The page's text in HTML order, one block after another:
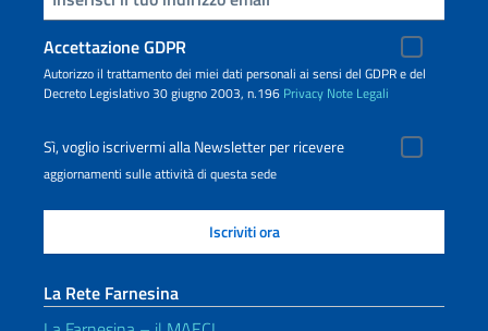
Accettazione GDPR
Autorizzo il trattamento dei miei dati personali ai sensi del GDPR e del
Decreto Legislativo 30 giugno 2003, n.196 Privacy Note Legali
Sì, voglio iscrivermi alla Newsletter per ricevere
aggiornamenti sulle attività di questa sede
La Rete Farnesina